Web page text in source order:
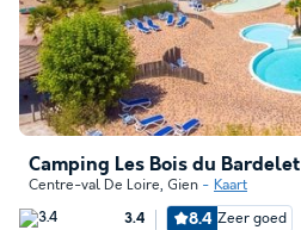
Camping Les Bois du Bardelet
Centre-val De Loire, Gien Kaart
3.4 8.4 Zeer goed